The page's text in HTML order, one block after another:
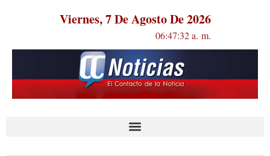
Viernes, 7 De Agosto De 2026
06:47:33 a. m.